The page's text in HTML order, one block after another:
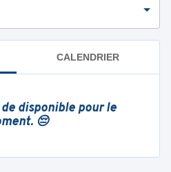
CALENDRIER
disponible pour le
😔